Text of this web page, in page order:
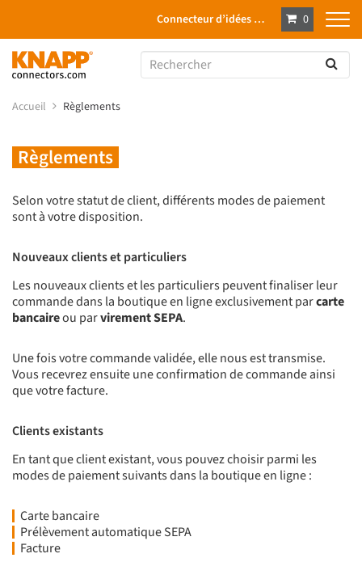
Connecteur d’idées … 0
Accueil Règlements
Règlements
Selon votre statut de client, différents modes de paiement
sont à votre disposition.
Nouveaux clients et particuliers
Les nouveaux clients et les particuliers peuvent finaliser leur
commande dans la boutique en ligne exclusivement parcarte
bancaireou parvirement SEPA.
Une fois votre commande validée, elle nous est transmise.
Vous recevrez ensuite une confirmation de commande ainsi
que votre facture.
Clients existants
En tant que client existant, vous pouvez choisir parmi les
modes de paiement suivants dans la boutique en ligne :
Carte bancaire
Prélèvement automatique SEPA
Facture